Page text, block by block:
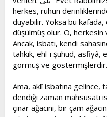
herkes, ruhun
duyabilir. Yoksa bu
düşülmüş olur. O, herkesin
Ancak, isbatı, kendi
tahkik, ehl-i şuhud, asfiyâ,
görmüş ve göstermişlerdir.
Ama, aklî isbatına gelince,
dendiği zaman mahsusatı
çınar ağacını, bir çam